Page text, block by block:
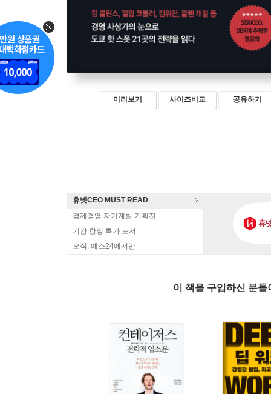
미리보기 사이즈비교 공유하기
휴넷CEO MUST READ
경제경영 자기계발 기획전
기간 한정 특가 도서
오직, 예스24에서만
이 책을 구입하신 분